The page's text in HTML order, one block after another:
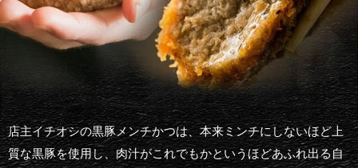
店主イチオシの黒豚メンチかつは、本来ミンチにしないほど上
質な黒豚を使用し、肉汁がこれでもかというほどあふれ出る自